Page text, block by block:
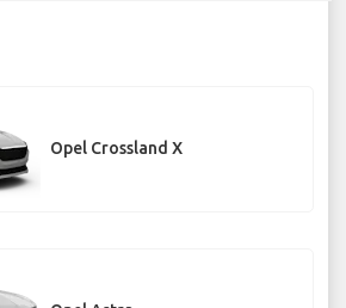
Opel Crossland X